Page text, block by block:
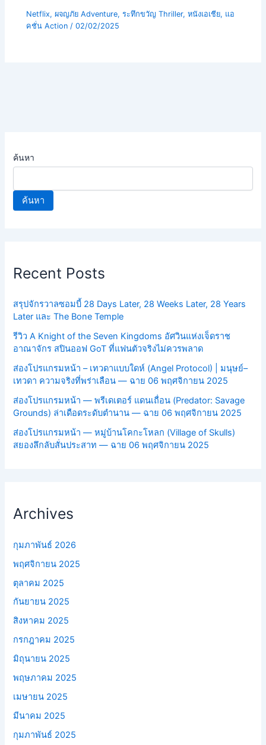
Netflix,ผจญภัย Adventure,ระทึกขวัญ Thriller,หนังเอเชีย, แอ
คชั่น Action /02/02/2025
ค้นหา
ค้นหา
Recent Posts
สรุปจักรวาลซอมบี้ 28 Days Later, 28 Weeks Later, 28 Years
Later และ The Bone Temple
รีวิว A Knight of the Seven Kingdoms อัศวินแห่งเจ็ดราช
อาณาจักร สปินออฟ GoT ที่แฟนตัวจริงไม่ควรพลาด
ส่องโปรแกรมหน้า – เทวดาแบบใดห์ (Angel Protocol) | มนุษย์–
เทวดา ความจริงที่พร่าเลือน — ฉาย 06 พฤศจิกายน 2025
ส่องโปรแกรมหน้า — พรีเดเตอร์ แดนเถื่อน (Predator: Savage
Grounds) ล่าเดือดระดับตำนาน — ฉาย 06 พฤศจิกายน 2025
ส่องโปรแกรมหน้า — หมู่บ้านโคกะโหลก (Village of Skulls)
สยองลึกลับสั่นประสาท — ฉาย 06 พฤศจิกายน 2025
Archives
กุมภาพันธ์ 2026
พฤศจิกายน 2025
ตุลาคม 2025
กันยายน 2025
สิงหาคม 2025
กรกฎาคม 2025
มิถุนายน 2025
พฤษภาคม 2025
เมษายน 2025
มีนาคม 2025
กุมภาพันธ์ 2025